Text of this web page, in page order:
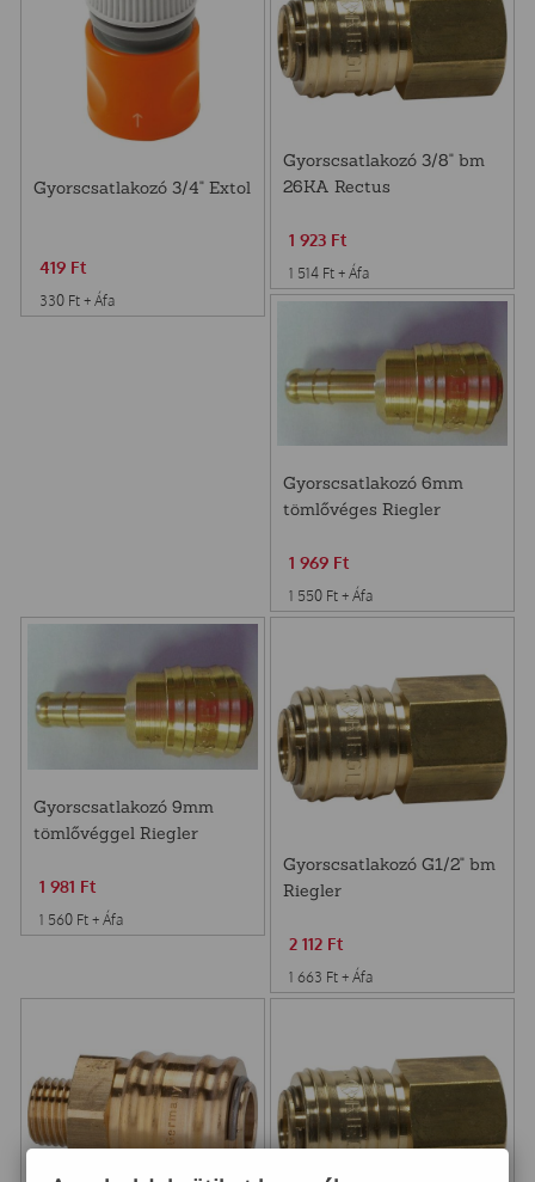
Gyorscsatlakozó 3/4" Extol
419 Ft
330 Ft + Áfa
Gyorscsatlakozó 3/8" bm
26KA Rectus
1 923 Ft
1 514 Ft + Áfa
Gyorscsatlakozó 6mm
tömlővéges Riegler
1 969 Ft
1 550 Ft + Áfa
Gyorscsatlakozó 9mm
tömlővéggel Riegler
1 981 Ft
1 560 Ft + Áfa
Gyorscsatlakozó G1/2" bm
Riegler
2 112 Ft
1 663 Ft + Áfa